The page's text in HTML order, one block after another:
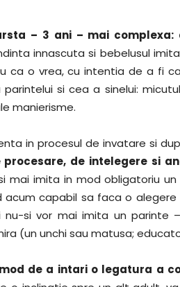
– 3 ani – mai
innascuta si bebelusul
o vrea, cu intentia de a fi
si cea a sinelui:
manierisme.
in procesul de invatare si
de intelegere si
mai imita in mod obligatoriu
capabil sa faca o alegere
nu-si vor mai imita un
(un unchi sau matusa;
de a intari o legatura a